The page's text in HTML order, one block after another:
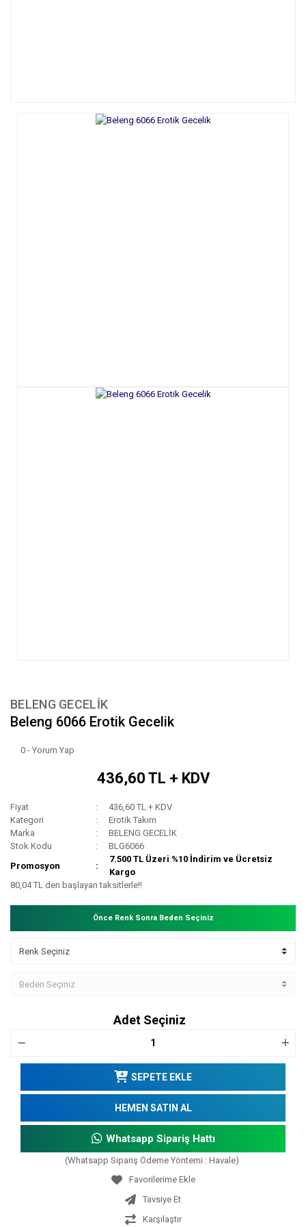
BELENG GECELİK
Beleng 6066 Erotik Gecelik
0 - Yorum Yap
436,60 TL + KDV
Fiyat
436,60 TL + KDV
Kategori
Erotik Takım
Marka
BELENG GECELİK
Stok Kodu
BLG6066
Promosyon
7.500 TL Üzeri %10 İndirim ve Ücretsiz
Kargo
80,04 TL den başlayan taksitlerle!!
Önce Renk Sonra Beden Seçiniz
Adet Seçiniz
SEPETE EKLE
HEMEN SATIN AL
Whatsapp Sipariş Hattı
(Whatsapp Sipariş Ödeme Yöntemi : Havale)
Tavsiye Et
Karşılaştır